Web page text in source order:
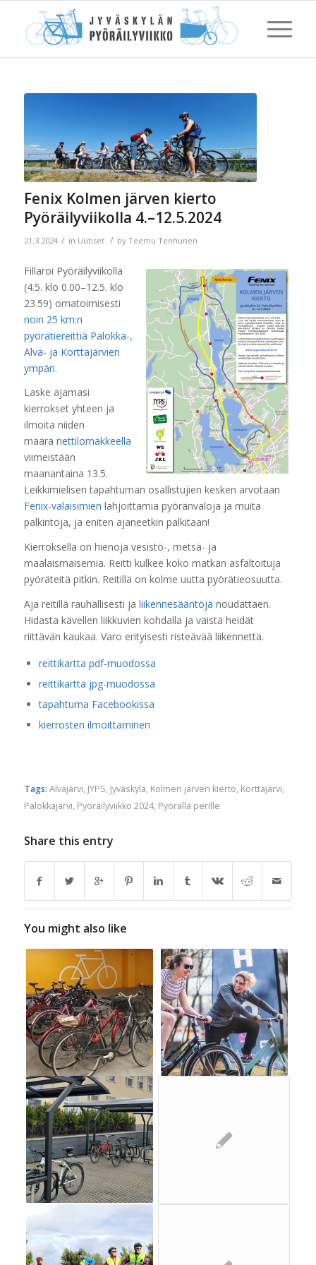
Fenix Kolmen järven kierto
Pyöräilyviikolla 4.–12.5.2024
21.3.2024 / in Uutiset / by Teemu Tenhunen
Fillaroi Pyöräilyviikolla
(4.5. klo 0.00–12.5. klo
23.59) omatoimisesti
noin 25 km:n
pyörätiereittiä Palokka-,
Alva- ja Korttajärvien
ympäri.
Laske ajamasi
kierrokset yhteen ja
ilmoita niiden
määrä nettilomakkeella
viimeistään
maanantaina 13.5.
Leikkimielisen tapahtuman osallistujien kesken arvotaan
Fenix-valaisimien lahjoittamia pyöränvaloja ja muita
palkintoja, ja eniten ajaneetkin palkitaan!
Kierroksella on hienoja vesistö-, metsä- ja
maalaismaisemia. Reitti kulkee koko matkan asfaltoituja
pyöräteitä pitkin. Reitillä on kolme uutta pyörätieosuutta.
Aja reitillä rauhallisesti ja liikennesääntöjä noudattaen.
Hidasta kävellen liikkuvien kohdalla ja väistä heidät
riittävän kaukaa. Varo erityisesti risteävää liikennettä.
reittikartta pdf-muodossa
reittikartta jpg-muodossa
tapahtuma Facebookissa
kierrosten ilmoittaminen
Tags: Alvajärvi, JYPS, Jyväskylä, Kolmen järven kierto, Korttajärvi,
Palokkajärvi, Pyöräilyviikko 2024, Pyörällä perille
Share this entry
You might also like